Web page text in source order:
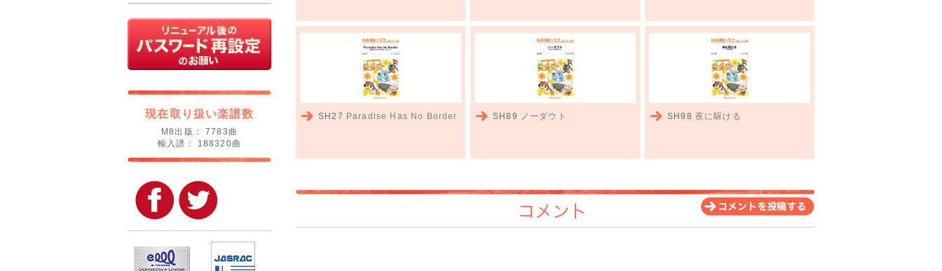
現在取り扱い楽譜数
M8出版： 7783曲
輸入譜： 188320曲
SH27 Paradise Has No Border SH89 ノーダウト SH98 夜に駆ける
コメント